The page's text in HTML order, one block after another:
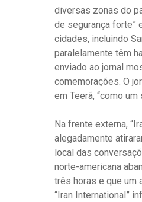
diversas zonas do
de segurança forte”
cidades, incluindo
paralelamente têm
enviado ao jornal
comemorações. O
em Teerã, “como
Na frente externa,
alegadamente
local das
norte-americana
três horas e que um
“Iran International”